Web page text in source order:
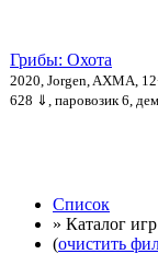
Грибы: Охота
2020, Jorgen, AXMA,
628 ⇓ , паровозик 6,
Список
» Каталог игр
(очистить